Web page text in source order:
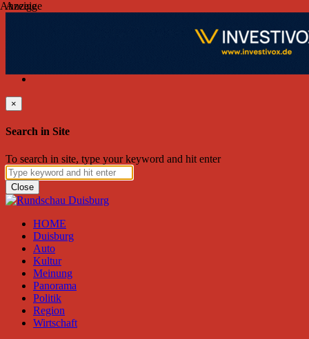
Subscribe to RSS
×
Search in Site
To search in site, type your keyword and hit enter
Close
HOME
Duisburg
Auto
Kultur
Meinung
Panorama
Politik
Region
Wirtschaft
Anzeige
Anzeige